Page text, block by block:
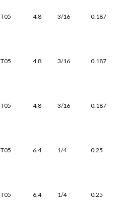
T05 4.8 3/16 0.187
T05 4.8 3/16 0.187
T05 4.8 3/16 0.187
T05 6.4 1/4 0.25
T05 6.4 1/4 0.25